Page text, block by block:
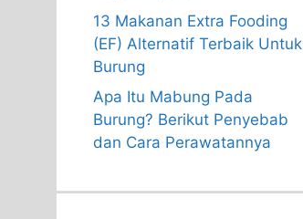
13 Makanan Extra Fooding
(EF) Alternatif Terbaik Untuk
Burung
Apa Itu Mabung Pada
Burung? Berikut Penyebab
dan Cara Perawatannya